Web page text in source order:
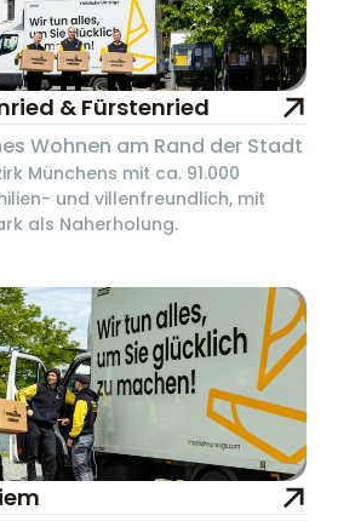
& Fürstenried
Wohnen am Rand der Stadt
Münchens mit ca. 91.000
und villenfreundlich, mit
als Naherholung.